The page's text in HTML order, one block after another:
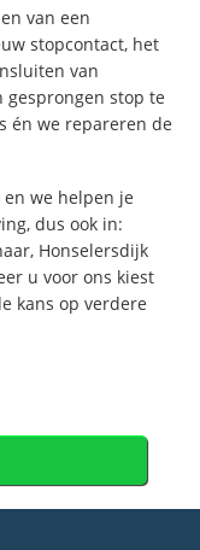
van een
stopcontact, het
van
gesprongen stop te
én we repareren de
en we helpen je
dus ook in:
Honselersdijk
u voor ons kiest
kans op verdere